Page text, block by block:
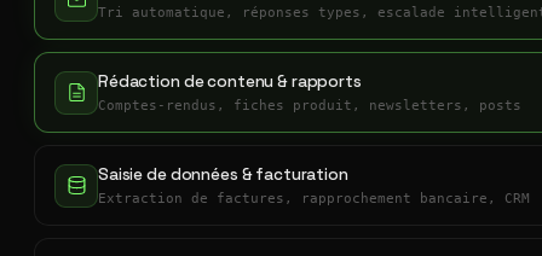
Tri automatique, réponses types, escalade
Rédaction de contenu & rapports
Comptes-rendus, fiches produit, newsletters, posts
Saisie de données & facturation
Extraction de factures, rapprochement bancaire, CRM